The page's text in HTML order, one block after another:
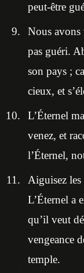
peut-être
Nous avons
pas guéri.
son pays ;
cieux, et
L’Éternel
venez, et
l’Éternel,
Aiguisez les
L’Éternel a
qu’il veut
vengeance
temple.